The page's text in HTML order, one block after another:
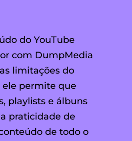
do YouTube
com DumpMedia
limitações do
ele permite que
playlists e álbuns
praticidade de
de todo o